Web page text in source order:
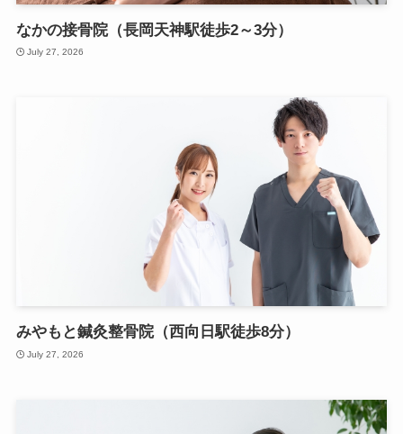
なかの接骨院（長岡天神駅徒歩2～3分）
July 27, 2026
みやもと鍼灸整骨院（西向日駅徒歩8分）
July 27, 2026